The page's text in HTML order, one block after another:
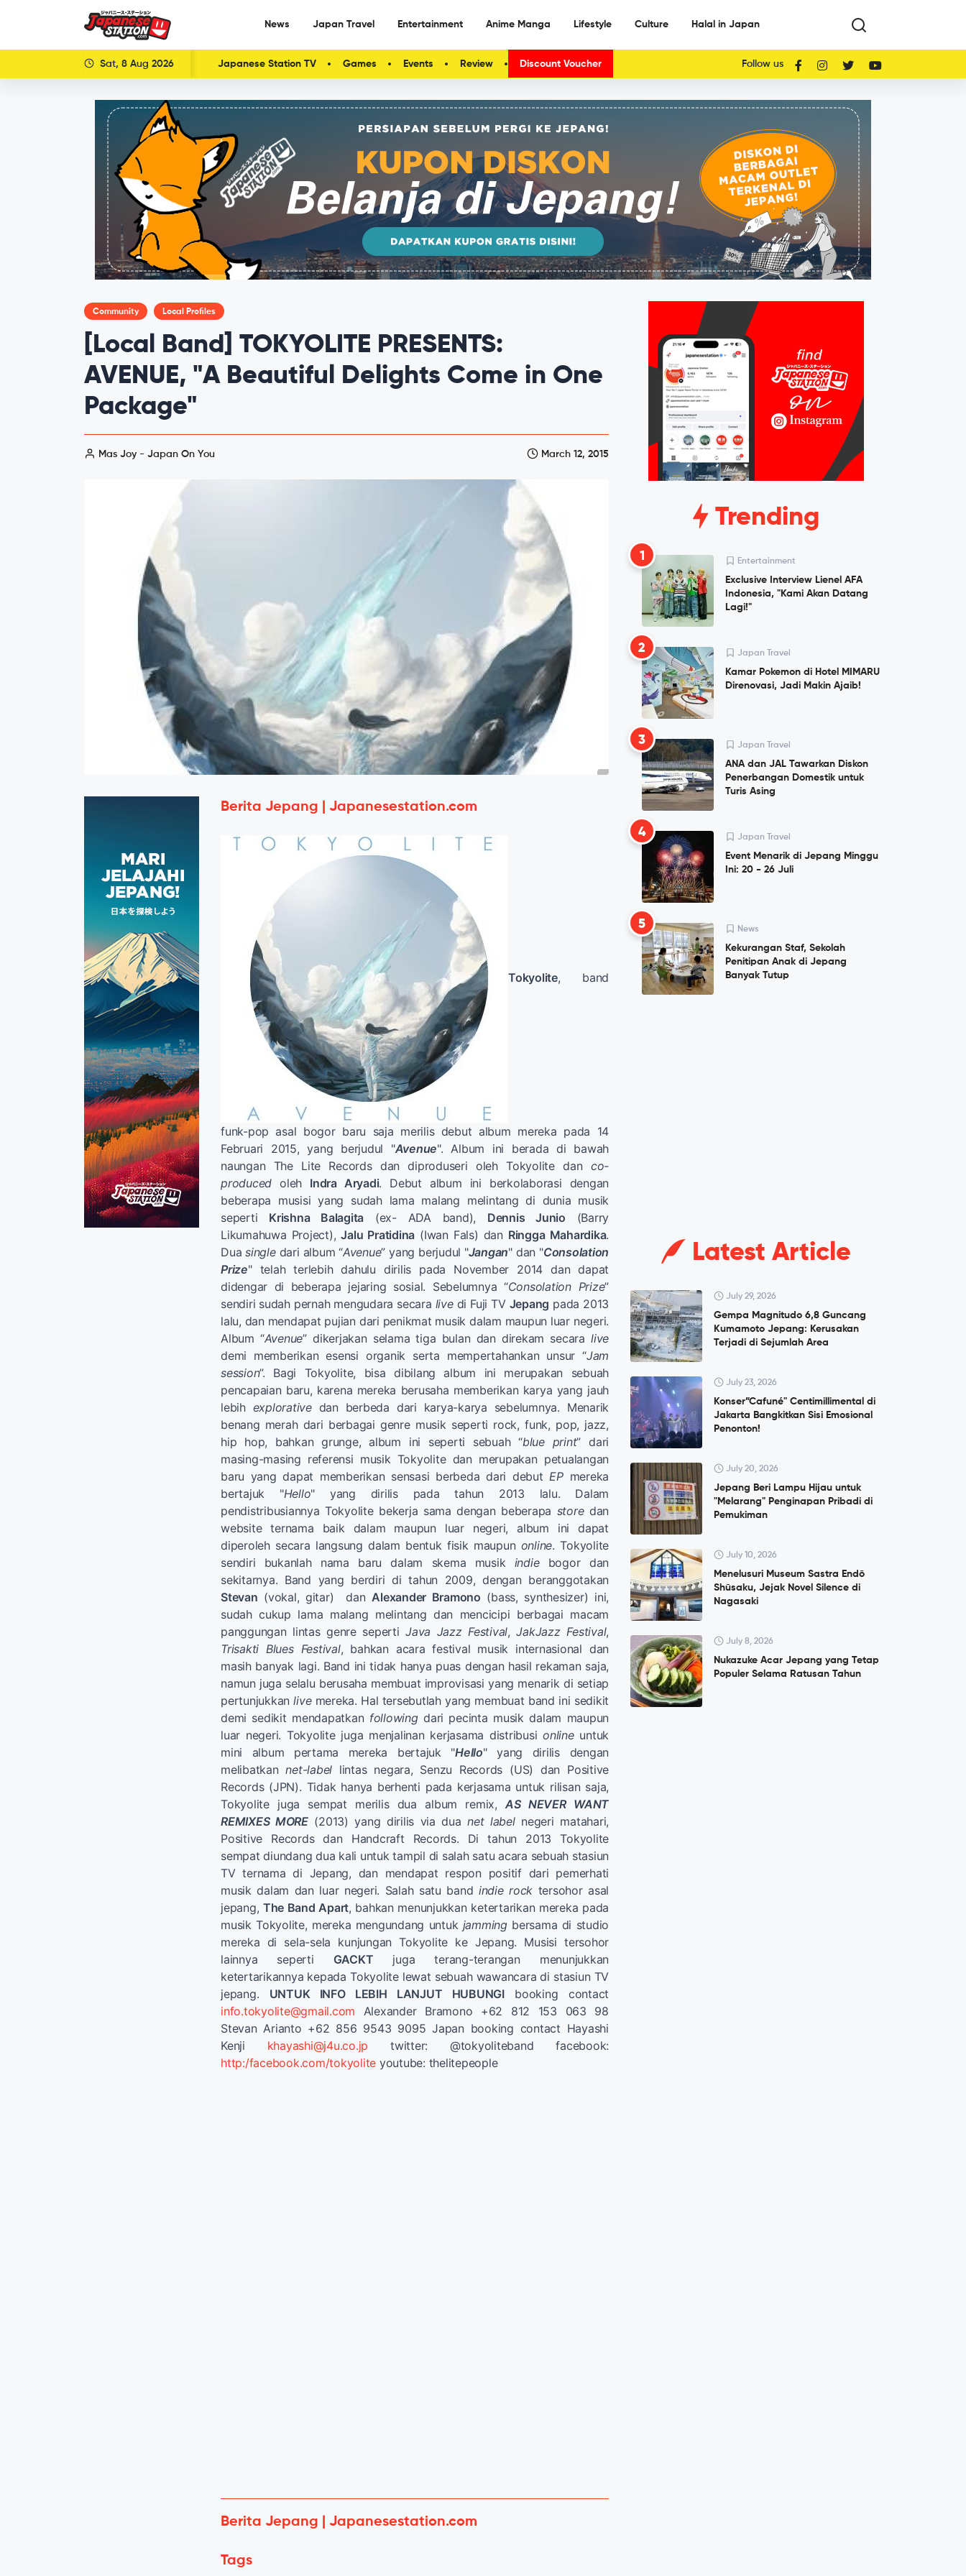
News Japan Travel Entertainment Anime Manga Lifestyle Culture Halal in Japan
Sat, 8 Aug 2026 Japanese Station TV Games Events Review Discount Voucher Follow us
Community Local Profiles
[Local Band] TOKYOLITE PRESENTS:
AVENUE, "A Beautiful Delights Come in One
Package"
Mas Joy - Japan On You March 12, 2015
Berita Jepang | Japanesestation.com
Tokyolite, band
funk-pop asal bogor baru saja merilis debut album mereka pada 14
Februari 2015, yang berjudul "Avenue". Album ini berada di bawah
naungan The Lite Records dan diproduseri oleh Tokyolite dan co-
produced oleh Indra Aryadi. Debut album ini berkolaborasi dengan
beberapa musisi yang sudah lama malang melintang di dunia musik
seperti Krishna Balagita (ex- ADA band), Dennis Junio (Barry
Likumahuwa Project),Jalu Pratidina (Iwan Fals) dan Ringga Mahardika.
Duasingledari album “Avenue” yang berjudul "Jangan" dan "Consolation
Prize" telah terlebih dahulu dirilis pada November 2014 dan dapat
didengar di beberapa jejaring sosial. Sebelumnya “Consolation Prize”
sendiri sudah pernah mengudara secara livedi Fuji TV Jepang pada 2013
lalu, dan mendapat pujian dari penikmat musik dalam maupun luar negeri.
Album “Avenue” dikerjakan selama tiga bulan dan direkam secaralive
demi memberikan esensi organik serta mempertahankan unsur “Jam
session”. Bagi Tokyolite, bisa dibilang album ini merupakan sebuah
pencapaian baru, karena mereka berusaha memberikan karya yang jauh
lebih explorativedan berbeda dari karya-karya sebelumnya. Menarik
benang merah dari berbagai genre musik seperti rock, funk, pop, jazz,
hip hop, bahkan grunge, album ini seperti sebuah “blue print” dari
masing-masing referensi musik Tokyolite dan merupakan petualangan
baru yang dapat memberikan sensasi berbeda dari debut EPmereka
bertajuk "Hello" yang dirilis pada tahun 2013 lalu. Dalam
pendistribusiannya Tokyolite bekerja sama dengan beberapa storedan
website ternama baik dalam maupun luar negeri, album ini dapat
diperoleh secara langsung dalam bentuk fisik maupun online. Tokyolite
sendiri bukanlah nama baru dalam skema musik indiebogor dan
sekitarnya. Band yang berdiri di tahun 2009, dengan beranggotakan
Stevan (vokal, gitar) dan Alexander Bramono (bass, synthesizer) ini,
sudah cukup lama malang melintang dan mencicipi berbagai macam
panggungan lintas genre sepertiJava Jazz Festival,JakJazz Festival,
Trisakti Blues Festival, bahkan acara festival musik internasional dan
masih banyak lagi. Band ini tidak hanya puas dengan hasil rekaman saja,
namun juga selalu berusaha membuat improvisasi yang menarik di setiap
pertunjukkanlivemereka. Hal tersebutlah yang membuat band ini sedikit
demi sedikit mendapatkan followingdari pecinta musik dalam maupun
luar negeri. Tokyolite juga menjalinan kerjasama distribusi onlineuntuk
mini album pertama mereka bertajuk "Hello" yang dirilis dengan
melibatkannet-label lintas negara, Senzu Records (US) dan Positive
Records (JPN). Tidak hanya berhenti pada kerjasama untuk rilisan saja,
Tokyolite juga sempat merilis dua album remix,AS NEVER WANT
REMIXES MORE(2013) yang dirilis via duanet labelnegeri matahari,
Positive Records dan Handcraft Records. Di tahun 2013 Tokyolite
sempat diundang dua kali untuk tampil di salah satu acara sebuah stasiun
TV ternama di Jepang, dan mendapat respon positif dari pemerhati
musik dalam dan luar negeri. Salah satu band indie rock tersohor asal
jepang, The Band Apart, bahkan menunjukkan ketertarikan mereka pada
musik Tokyolite, mereka mengundang untuk jammingbersama di studio
mereka di sela-sela kunjungan Tokyolite ke Jepang. Musisi tersohor
lainnya seperti GACKT juga terang-terangan menunjukkan
ketertarikannya kepada Tokyolite lewat sebuah wawancara di stasiun TV
jepang. UNTUK INFO LEBIH LANJUT HUBUNGIbooking contact
info.tokyolite@gmail.com Alexander Bramono +62 812 153 063 98
Stevan Arianto +62 856 9543 9095 Japan booking contact Hayashi
Kenji khayashi@j4u.co.jp twitter: @tokyoliteband facebook:
http:/facebook.com/tokyolite youtube: thelitepeople
Berita Jepang | Japanesestation.com
Tags
Trending
1 Entertainment
Exclusive Interview Lienel AFA
Indonesia, "Kami Akan Datang
Lagi!"
2 Japan Travel
Kamar Pokemon di Hotel MIMARU
Direnovasi, Jadi Makin Ajaib!
3 Japan Travel
ANA dan JAL Tawarkan Diskon
Penerbangan Domestik untuk
Turis Asing
4 Japan Travel
Event Menarik di Jepang Minggu
Ini: 20 - 26 Juli
5 News
Kekurangan Staf, Sekolah
Penitipan Anak di Jepang
Banyak Tutup
Latest Article
July 29, 2026
Gempa Magnitudo 6,8 Guncang
Kumamoto Jepang: Kerusakan
Terjadi di Sejumlah Area
July 23, 2026
Konser”Cafuné" Centimillimental di
Jakarta Bangkitkan Sisi Emosional
Penonton!
July 20, 2026
Jepang Beri Lampu Hijau untuk
"Melarang" Penginapan Pribadi di
Pemukiman
July 10, 2026
Menelusuri Museum Sastra Endō
Shūsaku, Jejak Novel Silence di
Nagasaki
July 8, 2026
Nukazuke Acar Jepang yang Tetap
Populer Selama Ratusan Tahun